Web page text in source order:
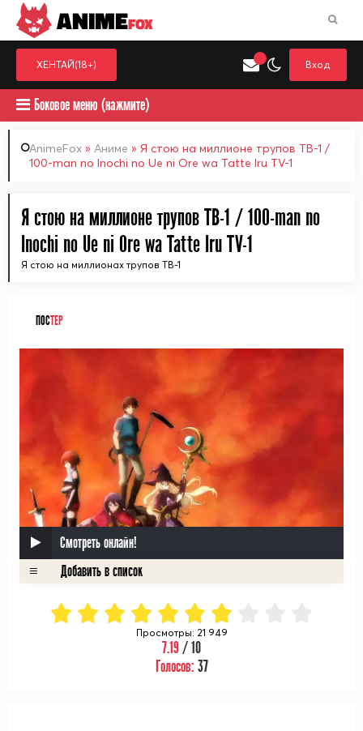
Выберите одну категорию для поиска
ANIMEFOX
ХЕНТАЙ(18+) Вход
Боковое меню (нажмите)
AnimeFox » Аниме » Я стою на миллионе трупов ТВ-1 /
100-man no Inochi no Ue ni Ore wa Tatte Iru TV-1
Я стою на миллионе трупов ТВ-1 / 100-man no
Inochi no Ue ni Ore wa Tatte Iru TV-1
Я стою на миллионах трупов ТВ-1
ПОСТЕР
Смотреть онлайн!
Просмотры: 21 949
7.19/ 10
Голосов: 37